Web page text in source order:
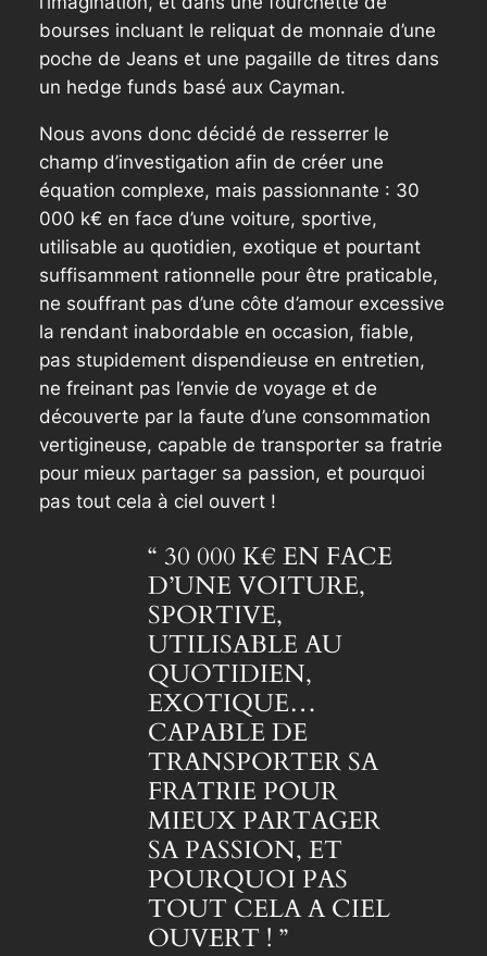
bourses incluant le reliquat de monnaie d’une
poche de Jeans et une pagaille de titres dans
un hedge funds basé aux Cayman.
Nous avons donc décidé de resserrer le
champ d’investigation afin de créer une
équation complexe, mais passionnante : 30
000 k€ en face d’une voiture, sportive,
utilisable au quotidien, exotique et pourtant
suffisamment rationnelle pour être praticable,
ne souffrant pas d’une côte d’amour excessive
la rendant inabordable en occasion, fiable,
pas stupidement dispendieuse en entretien,
ne freinant pas l’envie de voyage et de
découverte par la faute d’une consommation
vertigineuse, capable de transporter sa fratrie
pour mieux partager sa passion, et pourquoi
pas tout cela à ciel ouvert !
“ 30 000 K€ EN FACE
D’UNE VOITURE,
SPORTIVE,
UTILISABLE AU
QUOTIDIEN,
EXOTIQUE…
CAPABLE DE
TRANSPORTER SA
FRATRIE POUR
MIEUX PARTAGER
SA PASSION, ET
POURQUOI PAS
TOUT CELA A CIEL
OUVERT ! ”